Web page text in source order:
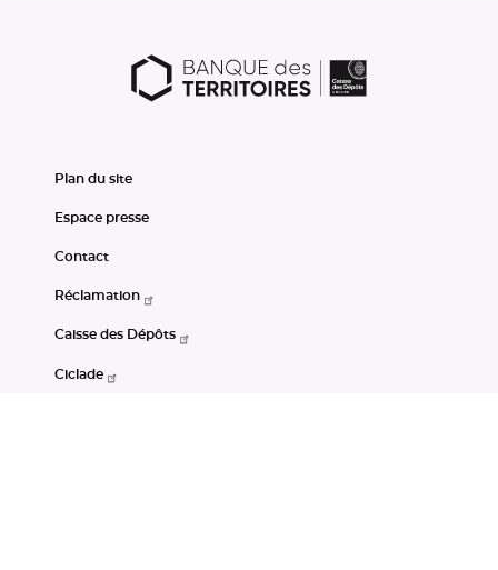
Plan du site
Espace presse
Contact
Réclamation
Caisse des Dépôts
Ciclade